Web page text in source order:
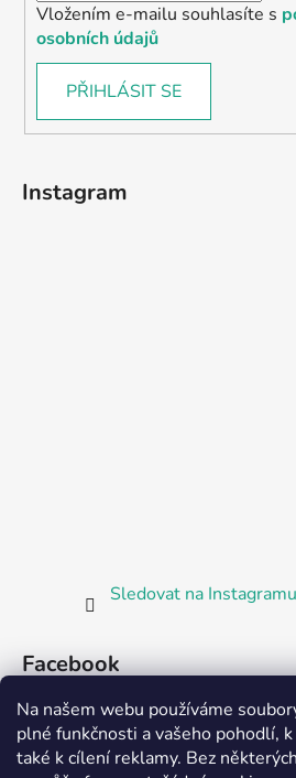
Na našem webu používáme
plné funkčnosti a vašeho pohodlí,
také k cílení reklamy. Bez
Vložením e-mailu souhlasíte s
osobních údajů
PŘIHLÁSIT SE
Instagram
Sledovat na Instagramu
Facebook